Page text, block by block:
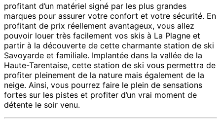
profitant d’un matériel signé par les plus grandes
marques pour assurer votre confort et votre sécurité. En
profitant de prix réellement avantageux, vous allez
pouvoir louer très facilement vos skis à La Plagne et
partir à la découverte de cette charmante station de ski
Savoyarde et familiale. Implantée dans la vallée de la
Haute-Tarentaise, cette station de ski vous permettra de
profiter pleinement de la nature mais également de la
neige. Ainsi, vous pourrez faire le plein de sensations
fortes sur les pistes et profiter d’un vrai moment de
détente le soir venu.